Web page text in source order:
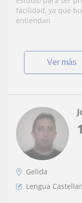
facilidad, ya que
entiendan
ver más
Gelida
Lengua